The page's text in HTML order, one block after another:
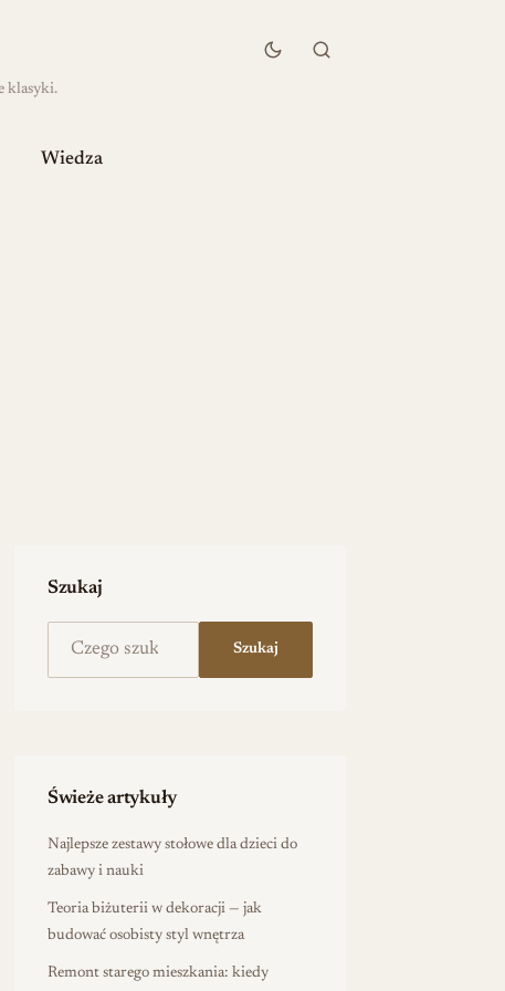
klasyki.
Wiedza
Szukaj
Szukaj
Świeże artykuły
Najlepsze zestawy stołowe dla dzieci do
zabawy i nauki
Teoria biżuterii w dekoracji — jak
budować osobisty styl wnętrza
Remont starego mieszkania: kiedy